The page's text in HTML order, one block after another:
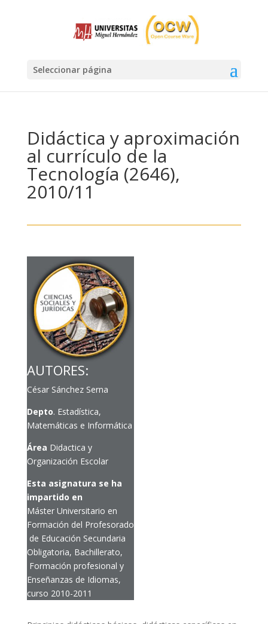
Seleccionar página
Didáctica y aproximación
al currículo de la
Tecnología (2646),
2010/11
AUTORES:
César Sánchez Serna
Depto. Estadística,
Matemáticas e Informática
Área Didactica y
Organización Escolar
Esta asignatura se ha
impartido en
Máster Universitario en
Formación del Profesorado
de Educación Secundaria
Obligatoria, Bachillerato,
Formación profesional y
Enseñanzas de Idiomas,
curso 2010-2011